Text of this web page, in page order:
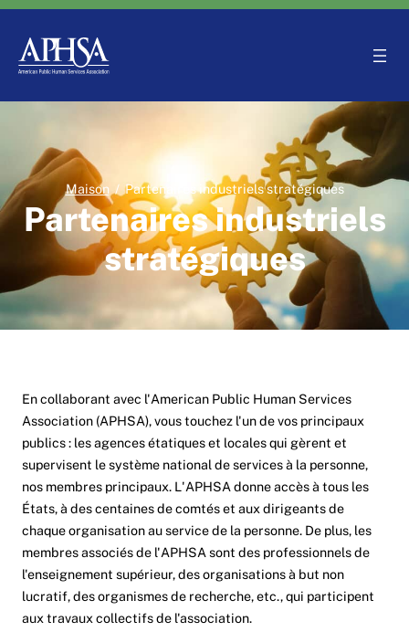
Aller
contenu
Maison /Partenaires industriels stratégiques
Partenaires industriels
stratégiques
En collaborant avec l'American Public Human Services
Association (APHSA), vous touchez l'un de vos principaux
publics : les agences étatiques et locales qui gèrent et
supervisent le système national de services à la personne,
nos membres principaux. L'APHSA donne accès à tous les
États, à des centaines de comtés et aux dirigeants de
chaque organisation au service de la personne. De plus, les
membres associés de l'APHSA sont des professionnels de
l'enseignement supérieur, des organisations à but non
lucratif, des organismes de recherche, etc., qui participent
aux travaux collectifs de l'association.